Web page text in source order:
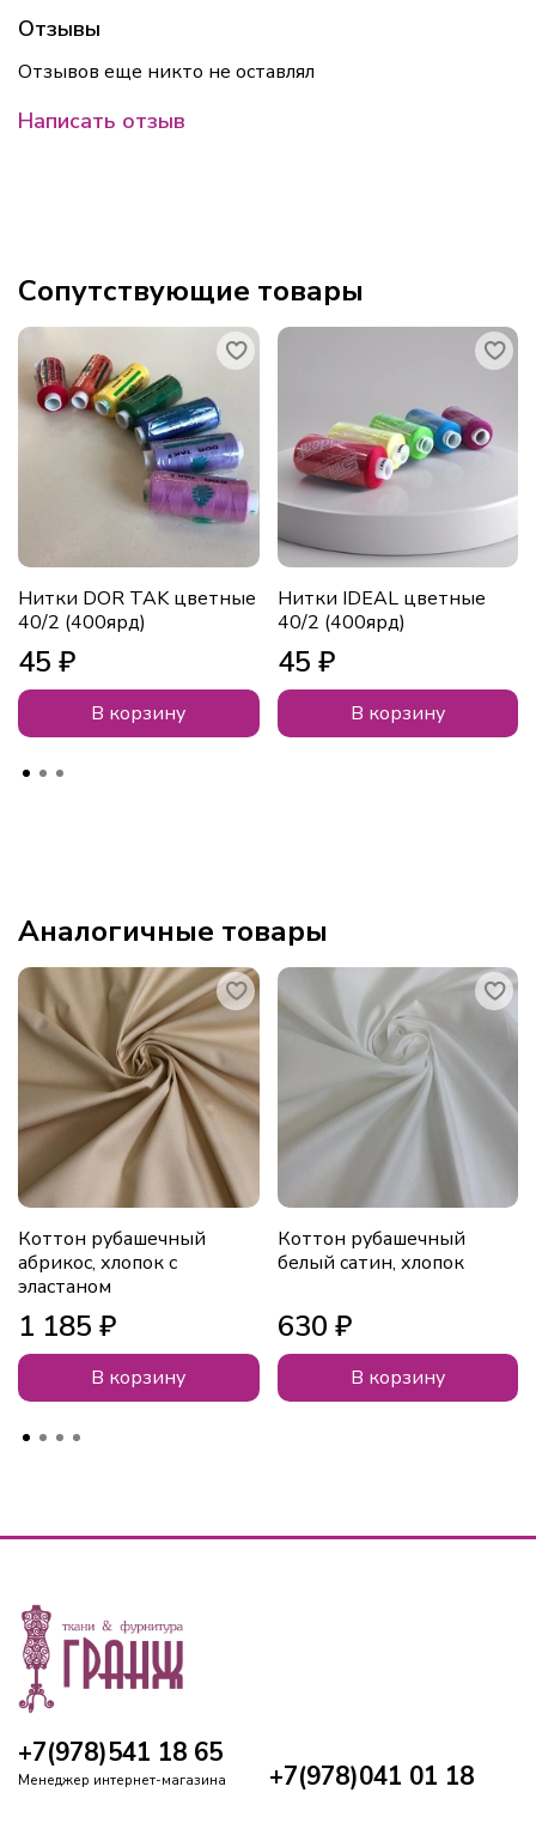
Отзывы
Отзывов еще никто не оставлял
Написать отзыв
Сопутствующие товары
Нитки DOR TAK цветные
40/2 (400ярд)
45 ₽
В корзину
Нитки IDEAL цветные
40/2 (400ярд)
45 ₽
В корзину
Аналогичные товары
Коттон рубашечный
абрикос, хлопок с
эластаном
1 185 ₽
В корзину
Коттон рубашечный
белый сатин, хлопок
630 ₽
В корзину
+7(978)541 18 65
Менеджер интернет-магазина +7(978)041 01 18